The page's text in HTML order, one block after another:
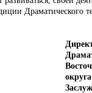
Драматического
округа